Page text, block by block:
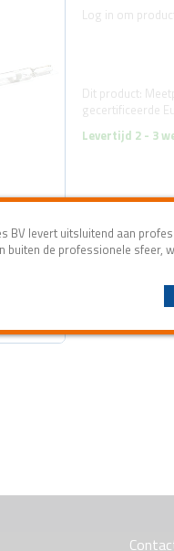
BV levert uitsluitend aan
buiten de professionele sfeer,
Log in om
Dit product:
gecertificeerde
Levertijd 2 - 3